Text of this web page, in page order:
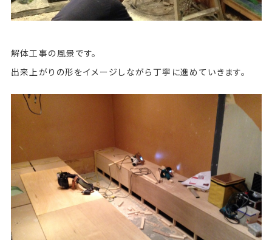
解体工事の風景です。
出来上がりの形をイメージしながら丁寧に進めていきます。